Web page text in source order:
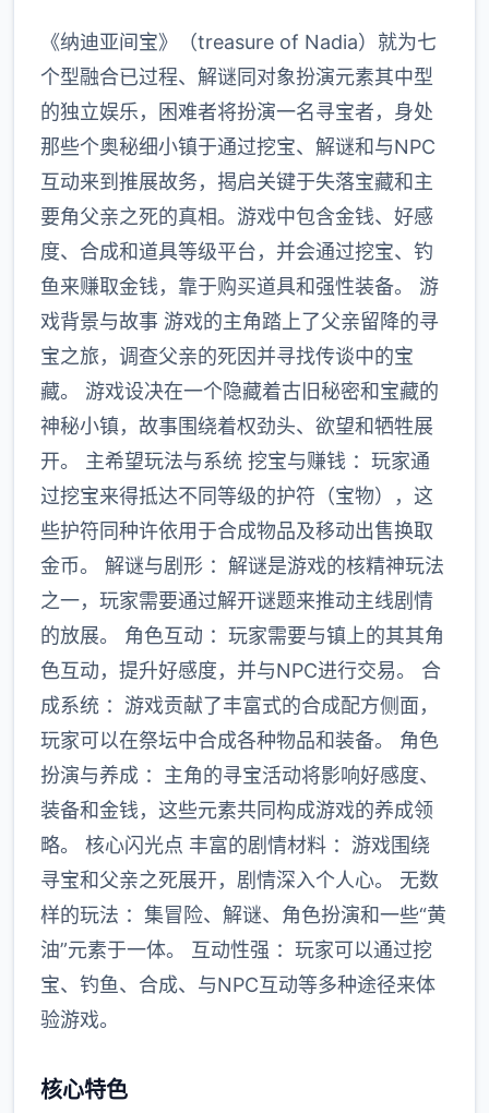
《纳迪亚间宝》（treasure of Nadia）就为七
个型融合已过程、解谜同对象扮演元素其中型
的独立娱乐，困难者将扮演一名寻宝者，身处
那些个奥秘细小镇于通过挖宝、解谜和与NPC
互动来到推展故务，揭启关键于失落宝藏和主
要角父亲之死的真相。游戏中包含金钱、好感
度、合成和道具等级平台，并会通过挖宝、钓
鱼来赚取金钱，靠于购买道具和强性装备。 游
戏背景与故事 游戏的主角踏上了父亲留降的寻
宝之旅，调查父亲的死因并寻找传谈中的宝
藏。 游戏设决在一个隐藏着古旧秘密和宝藏的
神秘小镇，故事围绕着权劲头、欲望和牺牲展
开。 主希望玩法与系统 挖宝与赚钱 ：玩家通
过挖宝来得抵达不同等级的护符（宝物），这
些护符同种许依用于合成物品及移动出售换取
金币。 解谜与剧形 ：解谜是游戏的核精神玩法
之一，玩家需要通过解开谜题来推动主线剧情
的放展。 角色互动 ：玩家需要与镇上的其其角
色互动，提升好感度，并与NPC进行交易。 合
成系统 ：游戏贡献了丰富式的合成配方侧面，
玩家可以在祭坛中合成各种物品和装备。 角色
扮演与养成 ：主角的寻宝活动将影响好感度、
装备和金钱，这些元素共同构成游戏的养成领
略。 核心闪光点 丰富的剧情材料 ：游戏围绕
寻宝和父亲之死展开，剧情深入个人心。 无数
样的玩法 ：集冒险、解谜、角色扮演和一些“黄
油”元素于一体。 互动性强 ：玩家可以通过挖
宝、钓鱼、合成、与NPC互动等多种途径来体
验游戏。
核心特色